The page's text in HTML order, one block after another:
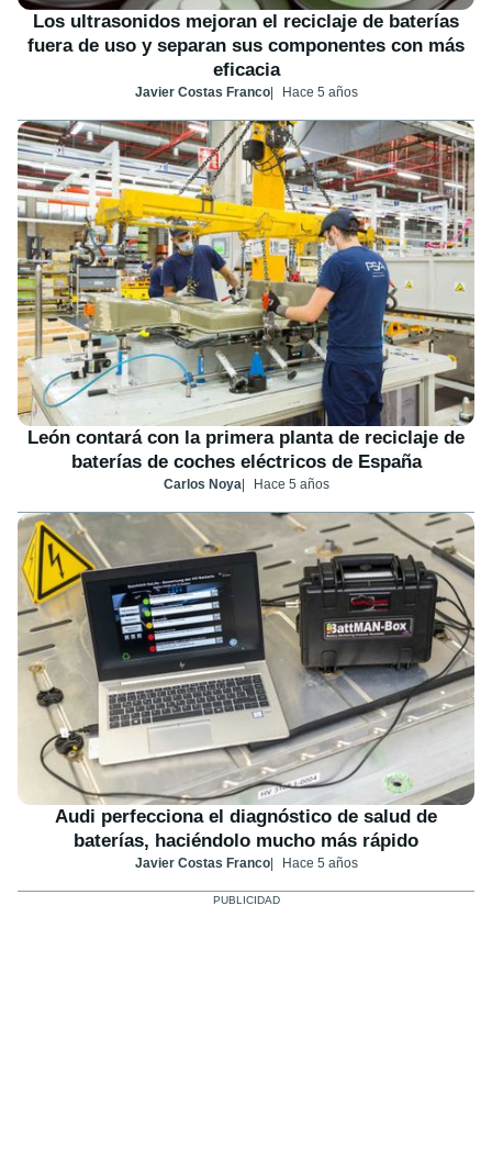
Los ultrasonidos mejoran el reciclaje de baterías
fuera de uso y separan sus componentes con más
eficacia
Javier Costas Franco Hace 5 años
León contará con la primera planta de reciclaje de
baterías de coches eléctricos de España
Carlos Noya Hace 5 años
Audi perfecciona el diagnóstico de salud de
baterías, haciéndolo mucho más rápido
Javier Costas Franco Hace 5 años